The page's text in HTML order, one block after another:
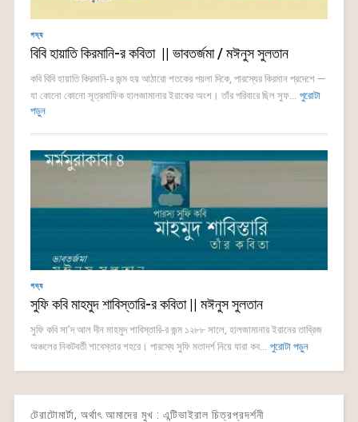
গদ্য
বিবি হায়াতি কিরমানি-র কবিতা || ভাবতর্জমা / মঈনুস সুলতান
কবি বিবি হায়াতি কিরমানি-র জন্ম হয় আঠারো শতকের পয়লা দিকে, পারস্যের কিরমান প্রদেশে —
যা কোনো কোনো সূত্রমাফিক হালজামানার ইরাকের অংশ। তাঁর পরিবারে ছিল সুফ... পুরোটা
পড়ুন
গদ্য
সুফি কবি মাহমুদ শাবিস্তারি-র কবিতা || মঈনুস সুলতান
সুফি কবি সা’দ আল দীন মাহমুদ শাবিস্তারি-র জন্ম ১২৮৮ সালে, হালজামানার ইরানের তাব্রিজ
অঞ্চলের নিকটবর্তী শাবেস্তার শহরে। পারস্যে সুফি মতাদর্শ নিয়ে যারা কব... পুরোটা পড়ুন
টেরাটোমার্টা, অর্থাৎ আমাদের মুখ : এন্টিভাইরাল চিত্রপ্রদর্শনী